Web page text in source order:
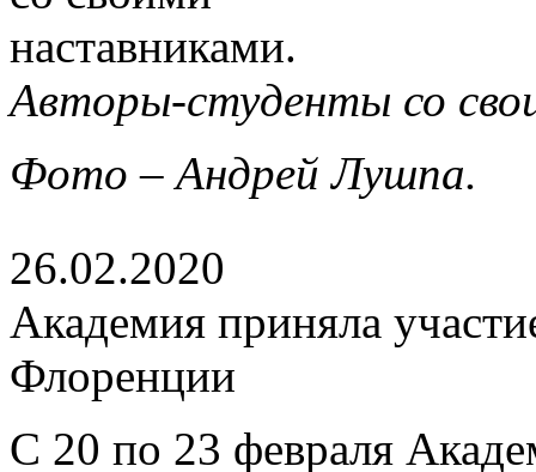
Авторы-студенты со
Фото – Андрей Лушпа.
26.02.2020
Академия приняла
Флоренции
С 20 по 23 февраля